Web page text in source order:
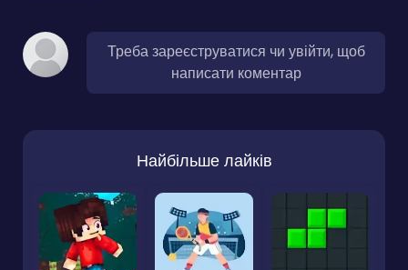
Треба зареєструватися чи увійти, щоб
написати коментар
Найбільше лайків